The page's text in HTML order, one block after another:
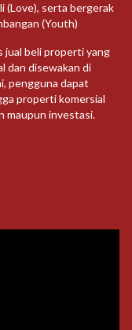
(Love), serta bergerak
(Youth)
jual beli properti yang
dan disewakan di
pengguna dapat
properti komersial
maupun investasi.